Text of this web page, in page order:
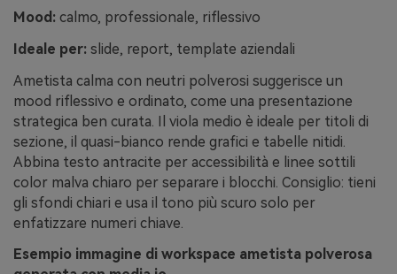
Mood: calmo, professionale, riflessivo
Ideale per: slide, report, template aziendali
Ametista calma con neutri polverosi suggerisce un
mood riflessivo e ordinato, come una presentazione
strategica ben curata. Il viola medio è ideale per titoli di
sezione, il quasi-bianco rende grafici e tabelle nitidi.
Abbina testo antracite per accessibilità e linee sottili
color malva chiaro per separare i blocchi. Consiglio: tieni
gli sfondi chiari e usa il tono più scuro solo per
enfatizzare numeri chiave.
Esempio immagine di workspace ametista polverosa